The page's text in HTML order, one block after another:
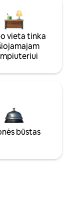
vieta tinka
būstas